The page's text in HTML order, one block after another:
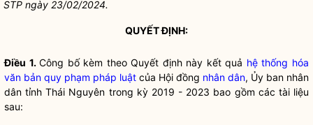
STP ngày 23/02/2024.
QUYẾT ĐỊNH:
Điều 1.Công bố kèm theo Quyết định này kết quả hệ thống hóa
văn bản quy phạm pháp luật của Hội đồng nhân dân, Ủy ban nhân
dân tỉnh Thái Nguyên trong kỳ 2019 - 2023 bao gồm các tài liệu
sau: